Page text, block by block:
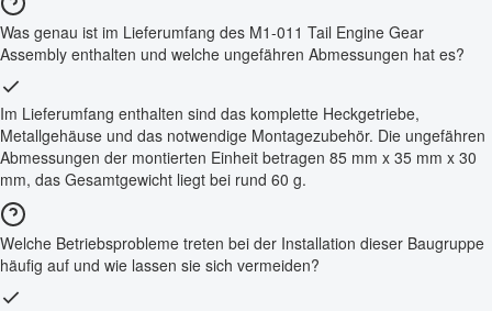
Was genau ist im Lieferumfang des M1-011 Tail Engine Gear
Assembly enthalten und welche ungefähren Abmessungen hat es?
Im Lieferumfang enthalten sind das komplette Heckgetriebe,
Metallgehäuse und das notwendige Montagezubehör. Die ungefähren
Abmessungen der montierten Einheit betragen 85 mm x 35 mm x 30
mm, das Gesamtgewicht liegt bei rund 60 g.
Welche Betriebsprobleme treten bei der Installation dieser Baugruppe
häufig auf und wie lassen sie sich vermeiden?